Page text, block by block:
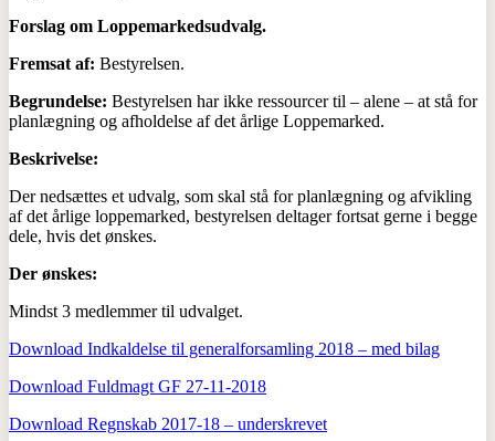
Forslag om Loppemarkedsudvalg.
Fremsat af: Bestyrelsen.
Begrundelse: Bestyrelsen har ikke ressourcer til – alene – at stå for
planlægning og afholdelse af det årlige Loppemarked.
Beskrivelse:
Der nedsættes et udvalg, som skal stå for planlægning og afvikling
af det årlige loppemarked, bestyrelsen deltager fortsat gerne i begge
dele, hvis det ønskes.
Der ønskes:
Mindst 3 medlemmer til udvalget.
Download Indkaldelse til generalforsamling 2018 – med bilag
Download Fuldmagt GF 27-11-2018
Download Regnskab 2017-18 – underskrevet